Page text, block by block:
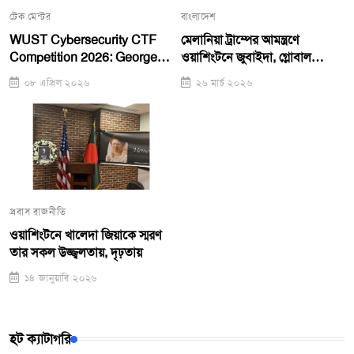
টেক মেন্টর
WUST Cybersecurity CTF
Competition 2026: George
Mason Team Takes First
Place, WUST Girls Team
Runners-Up
০৮ এপ্রিল ২০২৬
বাংলাদেশ
মেলানিয়া ট্রাম্পের আমন্ত্রণে
ওয়াশিংটনে জুবাইদা, গ্লোবাল
সামিটে ভাষণ
২৬ মার্চ ২০২৬
প্রবাস রাজনীতি
ওয়াশিংটনে খালেদা জিয়াকে স্মরণ
তার সকল উজ্জ্বলতায়, দৃঢ়তায়
১৪ জানুয়ারি ২০২৬
হট ক্যাটাগরি